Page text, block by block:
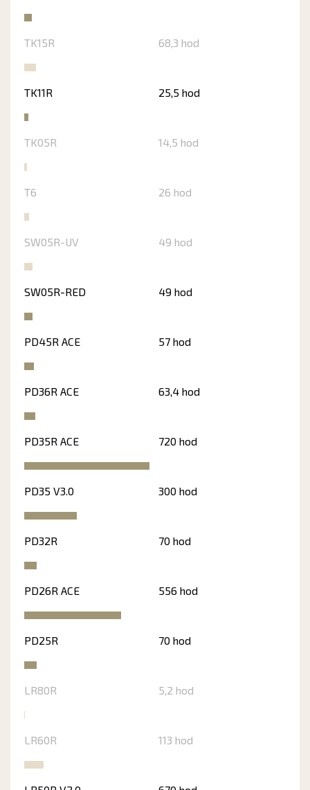
TK15R 68,3 hod
TK11R 25,5 hod
TK05R 14,5 hod
T6 26 hod
SW05R-UV 49 hod
SW05R-RED 49 hod
PD45R ACE 57 hod
PD36R ACE 63,4 hod
PD35R ACE 720 hod
PD35 V3.0 300 hod
PD32R 70 hod
PD26R ACE 556 hod
PD25R 70 hod
LR80R 5,2 hod
LR60R 113 hod